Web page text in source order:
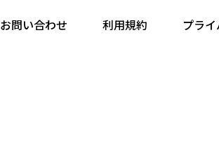
お問い合わせ 利用規約 プラ